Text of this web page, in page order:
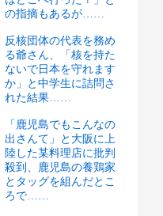
の指摘もあるが……
反核団体の代表を務め
る爺さん、「核を持た
ないで日本を守れます
か」と中学生に詰問さ
れた結果……
「鹿児島でもこんなの
出さんて」と大阪に上
陸した某料理店に批判
殺到、鹿児島の養鶏家
とタッグを組んだとこ
ろで……